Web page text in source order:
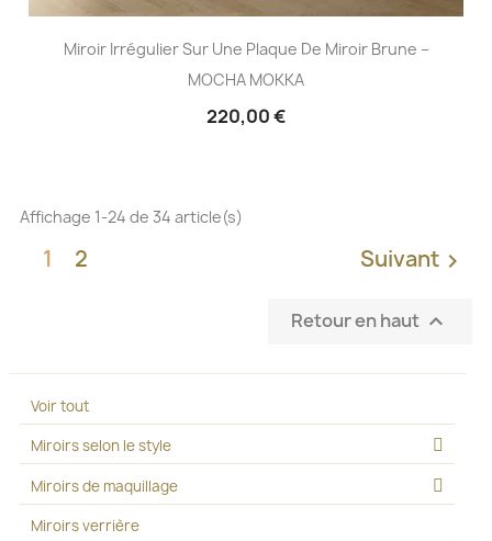
Voir tout
Miroirs selon le style
Miroirs de maquillage
Miroirs verrière
Miroir Irrégulier Sur Une Plaque De Miroir Brune –
MOCHA MOKKA
220,00 €
Affichage 1-24 de 34 article(s)
1 2 Suivant 
Retour en haut 